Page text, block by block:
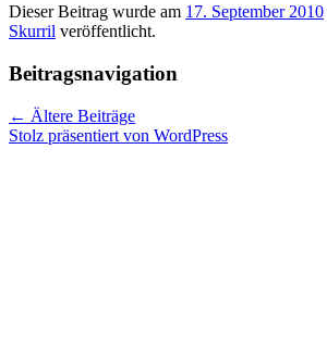
Dieser Beitrag wurde am 17. September 2010
Skurril veröffentlicht.
Beitragsnavigation
← Ältere Beiträge
Stolz präsentiert von WordPress